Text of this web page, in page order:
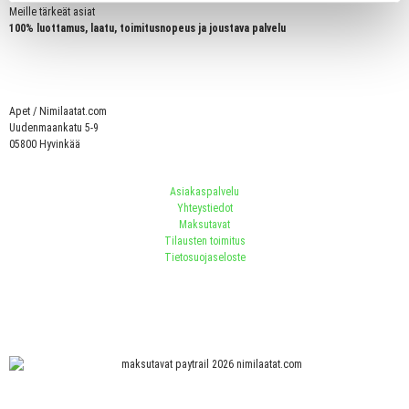
Meille tärkeät asiat
100% luottamus, laatu, toimitusnopeus ja joustava palvelu
Apet / Nimilaatat.com
Uudenmaankatu 5-9
05800 Hyvinkää
Asiakaspalvelu
Yhteystiedot
Maksutavat
Tilausten toimitus
Tietosuojaseloste